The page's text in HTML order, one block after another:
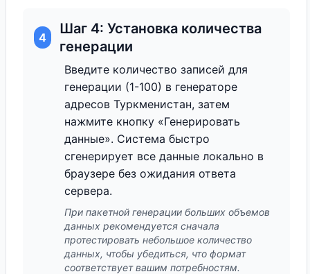
4
Шаг 4: Установка количества
генерации
Введите количество записей для
генерации (1-100) в генераторе
адресов Туркменистан, затем
нажмите кнопку «Генерировать
данные». Система быстро
сгенерирует все данные локально в
браузере без ожидания ответа
сервера.
При пакетной генерации больших объемов
данных рекомендуется сначала
протестировать небольшое количество
данных, чтобы убедиться, что формат
соответствует вашим потребностям.